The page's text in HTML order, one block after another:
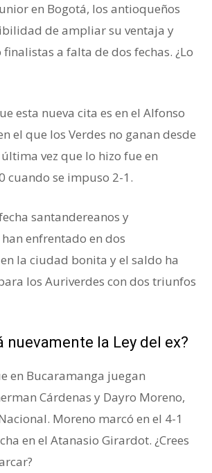
en Bogotá, los antioqueños
de ampliar su ventaja y
a falta de dos fechas. ¿Lo
esta nueva cita es en el Alfonso
el que los Verdes no ganan desde
última vez que lo hizo fue en
cuando se impuso 2-1.
santandereanos y
enfrentado en dos
la ciudad bonita y el saldo ha
los Auriverdes con dos triunfos
nuevamente la Ley del ex?
en Bucaramanga juegan
Cárdenas y Dayro Moreno,
Moreno marcó en el 4-1
en el Atanasio Girardot. ¿Crees